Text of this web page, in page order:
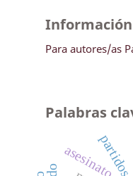
Información
Para autores/as
Palabras
asesinato